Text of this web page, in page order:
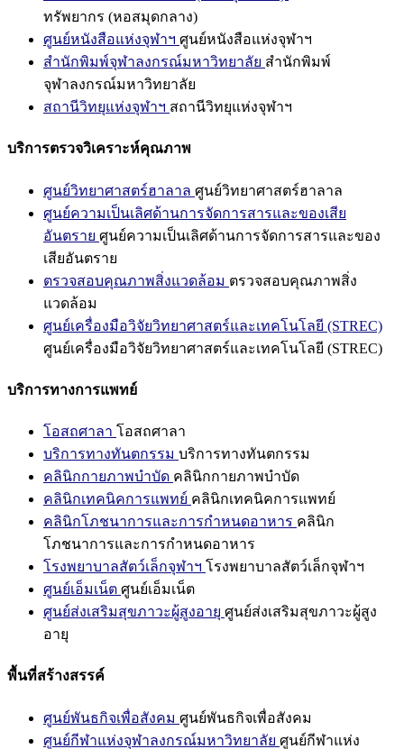
ทรัพยากร (หอสมุดกลาง)
ศูนย์หนังสือแห่งจุฬาฯ ศูนย์หนังสือแห่งจุฬาฯ
สำนักพิมพ์จุฬาลงกรณ์มหาวิทยาลัย สำนักพิมพ์
จุฬาลงกรณ์มหาวิทยาลัย
สถานีวิทยุแห่งจุฬาฯ สถานีวิทยุแห่งจุฬาฯ
บริการตรวจวิเคราะห์คุณภาพ
ศูนย์วิทยาศาสตร์ฮาลาล ศูนย์วิทยาศาสตร์ฮาลาล
ศูนย์ความเป็นเลิศด้านการจัดการสารและของเสีย
อันตราย ศูนย์ความเป็นเลิศด้านการจัดการสารและของ
เสียอันตราย
ตรวจสอบคุณภาพสิ่งแวดล้อม ตรวจสอบคุณภาพสิ่ง
แวดล้อม
ศูนย์เครื่องมือวิจัยวิทยาศาสตร์และเทคโนโลยี (STREC)
ศูนย์เครื่องมือวิจัยวิทยาศาสตร์และเทคโนโลยี (STREC)
บริการทางการแพทย์
โอสถศาลา โอสถศาลา
บริการทางทันตกรรม บริการทางทันตกรรม
คลินิกกายภาพบำบัด คลินิกกายภาพบำบัด
คลินิกเทคนิคการแพทย์ คลินิกเทคนิคการแพทย์
คลินิกโภชนาการและการกำหนดอาหาร คลินิก
โภชนาการและการกำหนดอาหาร
โรงพยาบาลสัตว์เล็กจุฬาฯ โรงพยาบาลสัตว์เล็กจุฬาฯ
ศูนย์เอ็มเน็ต ศูนย์เอ็มเน็ต
ศูนย์ส่งเสริมสุขภาวะผู้สูงอายุ ศูนย์ส่งเสริมสุขภาวะผู้สูง
อายุ
พื้นที่สร้างสรรค์
ศูนย์พันธกิจเพื่อสังคม ศูนย์พันธกิจเพื่อสังคม
ศูนย์กีฬาแห่งจุฬาลงกรณ์มหาวิทยาลัย ศูนย์กีฬาแห่ง